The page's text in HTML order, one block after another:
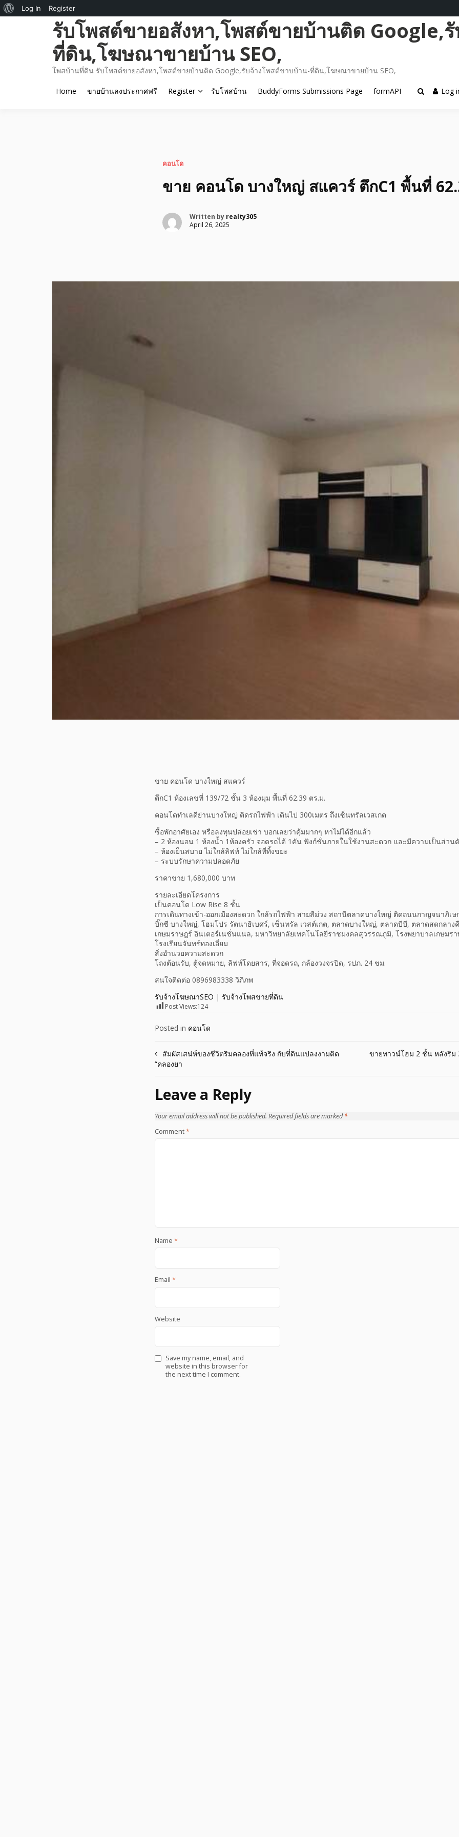
รับโพสต์ขายอสังหา,โพสต์ขายบ้านติด Google,
ที่ดิน,โฆษณาขายบ้าน SEO,
โพสบ้านที่ดิน รับโพสต์ขายอสังหา,โพสต์ขายบ้านติด Google,รับจ้างโพสต์ขาบบ้าน-ที่ดิน,โฆษณาขายบ้าน SEO,
Home ขายบ้านลงประกาศฟรี Register รับโพสบ้าน BuddyForms Submissions Page formAPI Log
คอนโด
ขาย คอนโด บางใหญ่ สแควร์ ตึกC1 พื้นที่
Written by realty305
April 26, 2025
ขาย คอนโด บางใหญ่ สแควร์
ตึกC1 ห้องเลขที่ 139/72 ชั้น 3 ห้องมุม พื้นที่ 62.39 ตร.ม.
คอนโดทำเลดีย่านบางใหญ่ ติดรถไฟฟ้า เดินไป 300เมตร ถึงเซ็นทรัลเวสเกต
ซื้อพักอาศัยเอง หรือลงทุนปล่อยเช่า บอกเลยว่าคุ้มมากๆ หาไม่ได้อีกแล้ว
– 2 ห้องนอน 1 ห้องน้ำ 1ห้องครัว จอดรถได้ 1คัน ฟังก์ชั่นภายในใช้งานสะดวก และมีความเป็นส่วน
– ห้องเย็นสบาย ไม่ใกล้ลิฟท์ ไม่ใกล้ที่ทิ้งขยะ
– ระบบรักษาความปลอดภัย
ราคาขาย 1,680,000 บาท
รายละเอียดโครงการ
เป็นคอนโด Low Rise 8 ชั้น
การเดินทางเข้า-ออกเมืองสะดวก ใกล้รถไฟฟ้า สายสีม่วง สถานีตลาดบางใหญ่ ติดถนนกาญจนาภิเษ
บิ๊กซี บางใหญ่, โฮมโปร รัตนาธิเบศร์, เซ็นทรัล เวสต์เกต, ตลาดบางใหญ่, ตลาดบีบี, ตลาดสดกลาง
เกษมราษฎร์ อินเตอร์เนชั่นแนล, มหาวิทยาลัยเทคโนโลยีราชมงคลสุวรรณภูมิ, โรงพยาบาลเกษมร
โรงเรียนจันทร์ทองเอี่ยม
สิ่งอำนวยความสะดวก
โถงต้อนรับ, ตู้จดหมาย, ลิฟท์โดยสาร, ที่จอดรถ, กล้องวงจรปิด, รปภ. 24 ชม.
สนใจติดต่อ 0896983338 วิภิภพ
รับจ้างโฆษณาSEO | รับจ้างโพสขายที่ดิน
Post Views:124
Posted in คอนโด
Post
สัมผัสเสน่ห์ของชีวิตริมคลองที่แท้จริง กับที่ดินแปลงงามติด
“คลองยา
ขายทาวน์โฮม 2 ชั้น หลังริม
Leave a Reply
Your email address will not be published. Required fields are marked*
Comment*
Name *
Email *
Website
Save my name, email, and
website in this browser for
the next time I comment.
About
Log In Register